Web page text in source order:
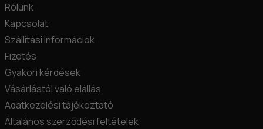
Rólunk
Kapcsolat
Szállítási információk
Fizetés
Gyakori kérdések
Vásárlástól való elállás
Adatkezelési tájékoztató
Általános szerződési feltételek